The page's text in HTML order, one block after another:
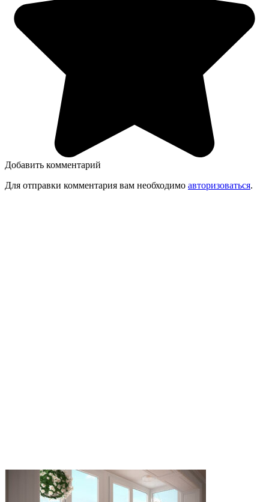
Добавить комментарий
Для отправки комментария вам необходимо авторизоваться.